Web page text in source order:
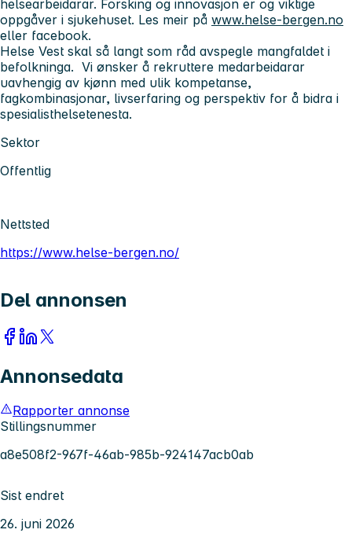
helsearbeidarar. Forsking og innovasjon er og viktige
oppgåver i sjukehuset. Les meir på www.helse-bergen.no
eller facebook.
Helse Vest skal så langt som råd avspegle mangfaldet i
befolkninga. Vi ønsker å rekruttere medarbeidarar
uavhengig av kjønn med ulik kompetanse,
fagkombinasjonar, livserfaring og perspektiv for å bidra i
spesialisthelsetenesta.
Sektor
Offentlig
Nettsted
https://www.helse-bergen.no/
Del annonsen
Annonsedata
Rapporter annonse
Stillingsnummer
a8e508f2-967f-46ab-985b-924147acb0ab
Sist endret
26. juni 2026